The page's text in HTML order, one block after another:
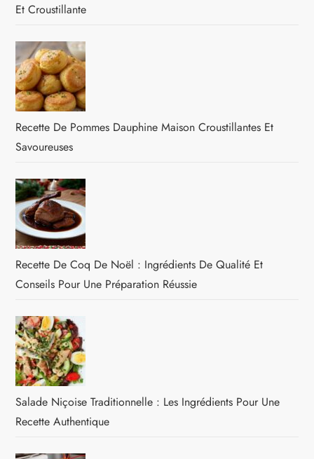
Et Croustillante
Recette De Pommes Dauphine Maison Croustillantes Et
Savoureuses
Recette De Coq De Noël : Ingrédients De Qualité Et
Conseils Pour Une Préparation Réussie
Salade Niçoise Traditionnelle : Les Ingrédients Pour Une
Recette Authentique